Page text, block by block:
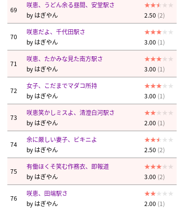
69
咲恵、うどん余る昼間、安堂駅さ
by はぎやん 2.50 (2)
70
咲恵だよ、千代田駅さ
by はぎやん 3.00 (1)
71
咲恵、たかみな見た南方駅さ
by はぎやん 3.00 (1)
72
女子、こだまでマダコ所持
by はぎやん 3.00 (1)
73
咲恵笑かしミスよ、清澄白河駅さ
by はぎやん 2.00 (1)
74
余に厳しい妻子、ビキニよ
by はぎやん 2.50 (2)
75
有働ほくそ笑む作務衣、即報道
by はぎやん 3.00 (2)
76
咲恵、田端駅さ
by はぎやん 2.00 (1)